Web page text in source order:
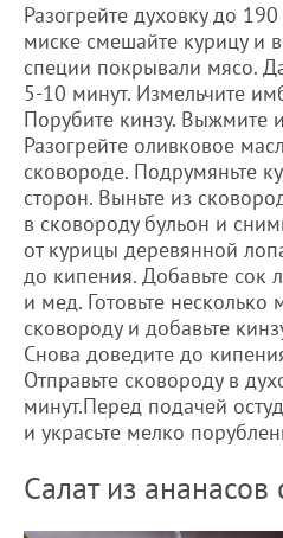
Разогрейте духовку до
миске смешайте курицу и
специи покрывали мясо.
5-10 минут. Измельчите
Порубите кинзу. Выжмите
Разогрейте оливковое
сковороде. Подрумяньте
сторон. Выньте из
в сковороду бульон и
от курицы деревянной
до кипения. Добавьте сок
и мед. Готовьте несколько
сковороду и добавьте
Снова доведите до
Отправьте сковороду в
минут.Перед подачей
и украсьте мелко
Салат из ананасов